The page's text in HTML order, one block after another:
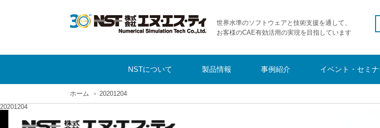
世界水準のソフトウェアと技術支援を通して、
お客様のCAE有効活用の実現を目指しています
NSTについて 製品情報 事例紹介 イベント・セミナ
ホーム
20201204
20201204